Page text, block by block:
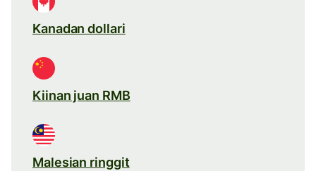
Kanadan dollari
Kiinan juan RMB
Malesian ringgit